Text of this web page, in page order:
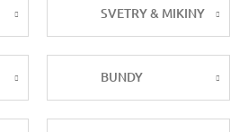
SVETRY & MIKINY
BUNDY